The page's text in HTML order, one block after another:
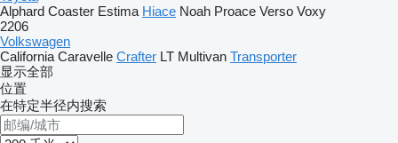
Alphard Coaster Estima Hiace Noah Proace Verso Voxy
2206
Volkswagen
California Caravelle Crafter LT Multivan Transporter
显示全部
位置
在特定半径内搜索